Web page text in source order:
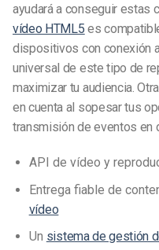
ayudará a conseguir estas
vídeo HTML5 es
dispositivos con conexión
universal de este tipo de
maximizar tu audiencia.
en cuenta al sopesar tus
transmisión de eventos en
API de vídeo y
Entrega fiable de
vídeo
Un sistema de gestión